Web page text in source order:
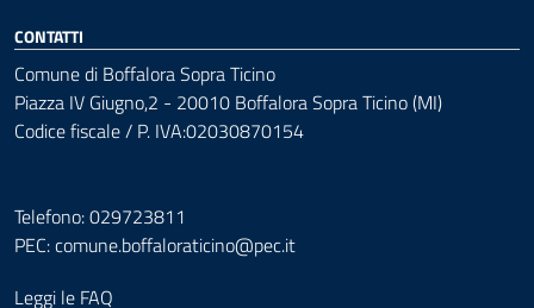
CONTATTI
Comune di Boffalora Sopra Ticino
Piazza IV Giugno,2 - 20010 Boffalora Sopra Ticino (MI)
Codice fiscale / P. IVA:02030870154
Telefono: 029723811
PEC:comune.boffaloraticino@pec.it
Leggi le FAQ